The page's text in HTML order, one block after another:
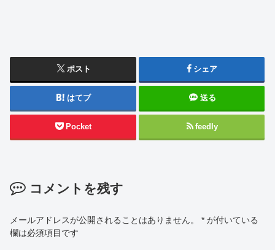
ポスト シェア
はてブ 送る
Pocket feedly
コメントを残す
メールアドレスが公開されることはありません。 * が付いている
欄は必須項目です